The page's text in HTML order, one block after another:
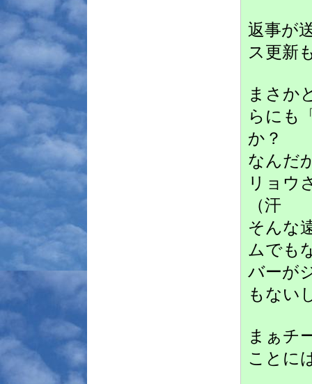
返事が
ス更新
まさか
らにも
か？
なんだ
リョウ
（汗
そんな
ムでも
バーが
もない
まぁチ
ことに